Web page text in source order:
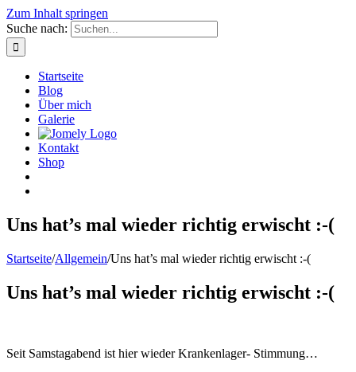
Zum Inhalt springen
Suche nach:
Startseite
Blog
Über mich
Galerie
Kontakt
Shop
Uns hat’s mal wieder richtig erwischt :-(
Startseite/Allgemein/Uns hat’s mal wieder richtig erwischt :-(
Uns hat’s mal wieder richtig erwischt :-(
Seit Samstagabend ist hier wieder Krankenlager- Stimmung…